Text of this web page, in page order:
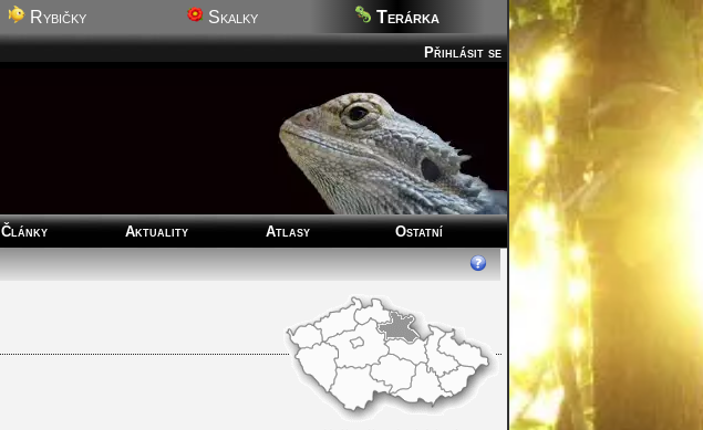
Rybičky Skalky Terárka
Přihlásit se
Články Aktuality Atlasy
Ostatní